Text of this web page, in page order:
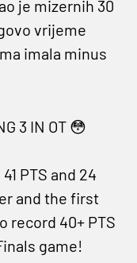
je mizernih 30
vrijeme
imala minus
3 IN OT 😳
PTS and 24
and the first
record 40+ PTS
game!